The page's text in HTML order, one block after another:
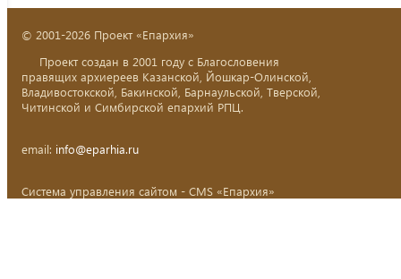
© 2001-2026 Проект «Епархия»
Проект создан в 2001 году с Благословения
правящих архиереев Казанской, Йошкар-Олинской,
Владивостокской, Бакинской, Барнаульской, Тверской,
Читинской и Симбирской епархий РПЦ.
email: info@eparhia.ru
Система управления сайтом - CMS «Епархия»